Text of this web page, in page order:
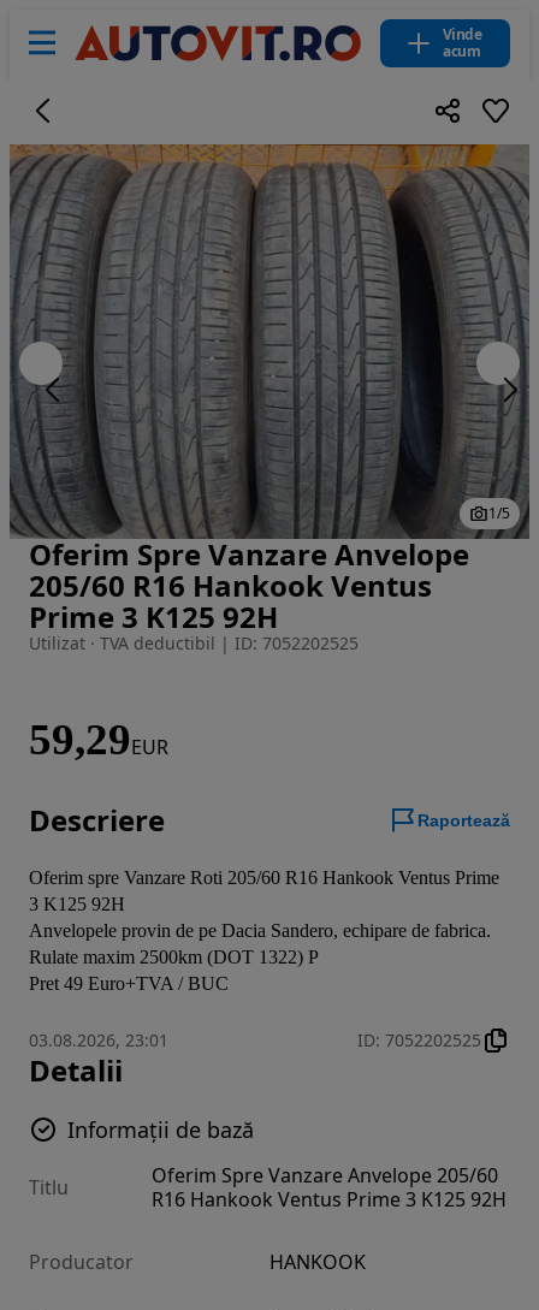
Vinde
acum
Imaginea 1 din 5
1/5
Oferim Spre Vanzare Anvelope
205/60 R16 Hankook Ventus
Prime 3 K125 92H
Utilizat · TVA deductibil | ID: 7052202525
59,29EUR
Descriere Raportează
Oferim spre Vanzare Roti 205/60 R16 Hankook Ventus Prime
3 K125 92H
Anvelopele provin de pe Dacia Sandero, echipare de fabrica.
Rulate maxim 2500km (DOT 1322) P
Pret 49 Euro+TVA / BUC
03.08.2026, 23:01 ID: 7052202525
Detalii
Informații de bază
Titlu
Oferim Spre Vanzare Anvelope 205/60
R16 Hankook Ventus Prime 3 K125 92H
Producator HANKOOK